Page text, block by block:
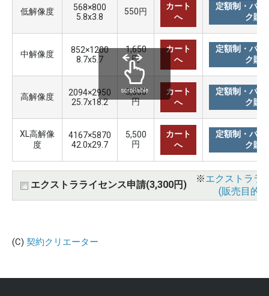
低解像度
568×800
5.8x3.8
550円
カート
へ
定額制・バリ
ク購
中解像度
852×1200
8.7x5.7
1,650
円
カート
へ
定額制・バリ
ク購
高解像度
2094×2950
25.7x18.2
3,300
円
カート
へ
定額制・バリ
ク購
XL高解像
度
4167×5870
42.0x29.7
5,500
円
カート
へ
定額制・バリ
ク購
エクストラライセンス申請(3,300円)
※エクストララ
(販売目的
scrollable
(C) 契約クリエーター